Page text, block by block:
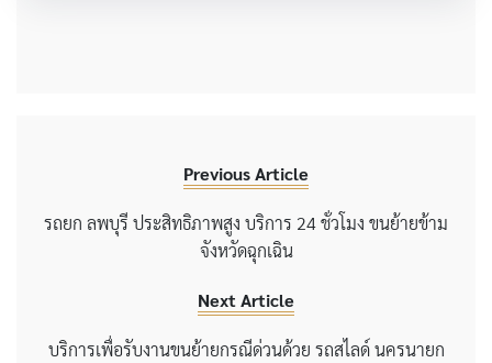
Previous Article
รถยก ลพบุรี ประสิทธิภาพสูง บริการ 24 ชั่วโมง ขนย้ายข้าม
จังหวัดฉุกเฉิน
Next Article
บริการเพื่อรับงานขนย้ายกรณีด่วนด้วย รถสไลด์ นครนายก